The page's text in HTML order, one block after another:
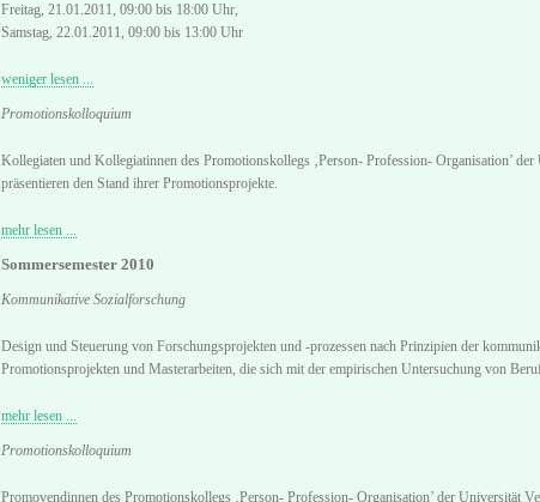
Freitag, 21.01.2011, 09:00 bis 18:00 Uhr,
Samstag, 22.01.2011, 09:00 bis 13:00 Uhr
weniger lesen ...
Promotionskolloquium
Kollegiaten und Kollegiatinnen des Promotionskollegs ‚Person- Profession- Organisation’
präsentieren den Stand ihrer Promotionsprojekte.
mehr lesen ...
Sommersemester 2010
Kommunikative Sozialforschung
Design und Steuerung von Forschungsprojekten und -prozessen nach Prinzipien der
Promotionsprojekten und Masterarbeiten, die sich mit der empirischen Untersuchung von
mehr lesen ...
Promotionskolloquium
Promovendinnen des Promotionskollegs ‚Person- Profession- Organisation’ der Universität